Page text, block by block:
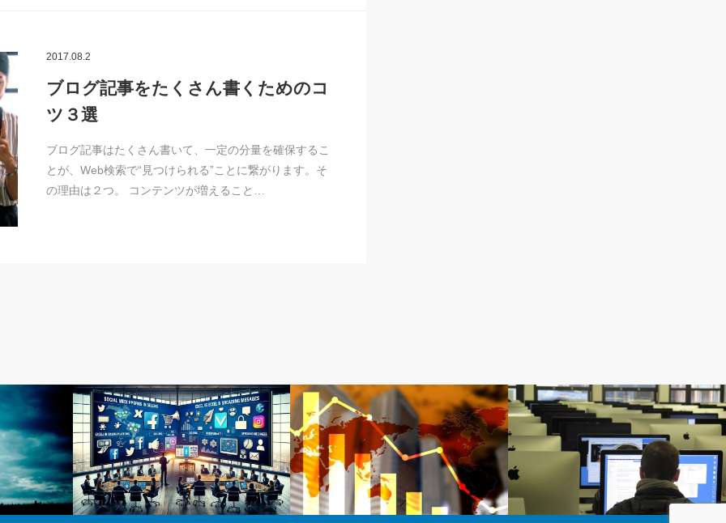
2017.08.2
ブログ記事をたくさん書くためのコ
ツ３選
ブログ記事はたくさん書いて、一定の分量を確保するこ
とが、Web検索で“見つけられる”ことに繋がります。そ
の理由は２つ。 コンテンツが増えること…